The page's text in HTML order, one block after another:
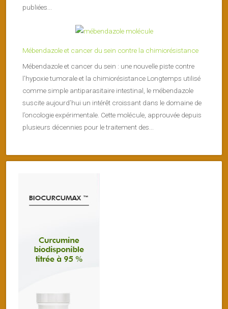
publiées...
Mébendazole et cancer du sein contre la chimiorésistance
Mébendazole et cancer du sein : une nouvelle piste contre
l’hypoxie tumorale et la chimiorésistance Longtemps utilisé
comme simple antiparasitaire intestinal, le mébendazole
suscite aujourd’hui un intérêt croissant dans le domaine de
l’oncologie expérimentale. Cette molécule, approuvée depuis
plusieurs décennies pour le traitement des...